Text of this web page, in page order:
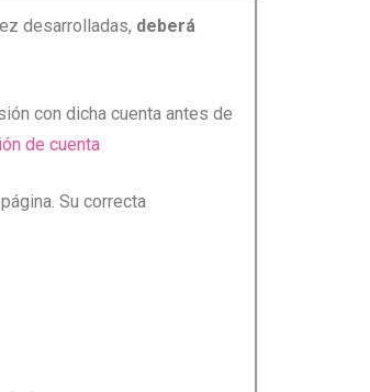
desarrolladas, deberá
con dicha cuenta antes de
de cuenta
Su correcta